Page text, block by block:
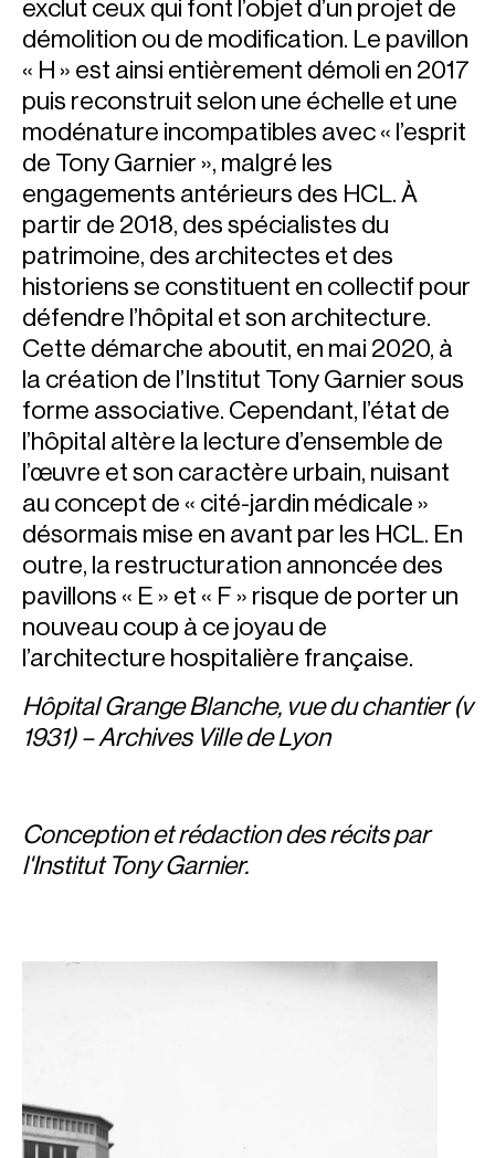
exclut ceux qui font l’objet d’un projet de
démolition ou de modification. Le pavillon
« H » est ainsi entièrement démoli en 2017
puis reconstruit selon une échelle et une
modénature incompatibles avec « l’esprit
de Tony Garnier », malgré les
engagements antérieurs des HCL. À
partir de 2018, des spécialistes du
patrimoine, des architectes et des
historiens se constituent en collectif pour
défendre l’hôpital et son architecture.
Cette démarche aboutit, en mai 2020, à
la création de l’Institut Tony Garnier sous
forme associative. Cependant, l’état de
l’hôpital altère la lecture d’ensemble de
l’œuvre et son caractère urbain, nuisant
au concept de « cité-jardin médicale »
désormais mise en avant par les HCL. En
outre, la restructuration annoncée des
pavillons « E » et « F » risque de porter un
nouveau coup à ce joyau de
l’architecture hospitalière française.
Hôpital Grange Blanche, vue du chantier (v
1931) – Archives Ville de Lyon
Conception et rédaction des récits par
l'Institut Tony Garnier.